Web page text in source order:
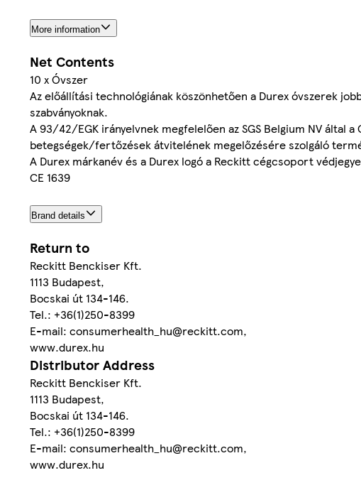
More information
Net Contents
10 x Óvszer
Az előállítási technológiának köszönhetően a Durex óvszerek
szabványoknak.
A 93/42/EGK irányelvnek megfelelően az SGS Belgium NV által
betegségek/fertőzések átvitelének megelőzésére szolgáló
A Durex márkanév és a Durex logó a Reckitt cégcsoport
CE 1639
Brand details
Return to
Reckitt Benckiser Kft.
1113 Budapest,
Bocskai út 134-146.
Tel.: +36(1)250-8399
E-mail: consumerhealth_hu@reckitt.com,
www.durex.hu
Distributor Address
Reckitt Benckiser Kft.
1113 Budapest,
Bocskai út 134-146.
Tel.: +36(1)250-8399
E-mail: consumerhealth_hu@reckitt.com,
www.durex.hu